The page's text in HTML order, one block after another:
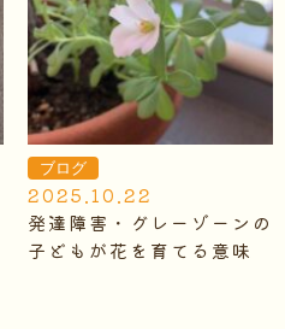
ブログ
2025.10.22
発達障害・グレーゾーンの
子どもが花を育てる意味